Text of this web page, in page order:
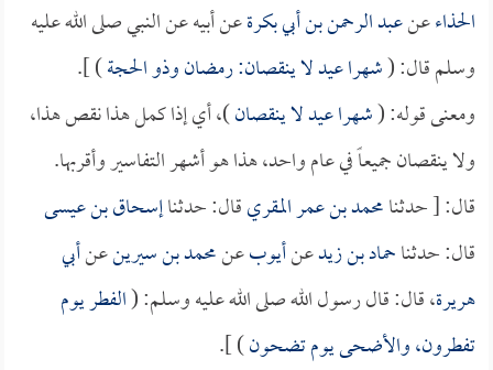
الحذاءعنعبد الرحمن بن أبي بكرةعن أبيه عن النبي صلى الله عليه
وسلم قال: (شهرا عيد لا ينقصان: رمضان وذو الحجة) ].
ومعنى قوله: (شهرا عيد لا ينقصان)، أي إذا كمل هذا نقص هذا،
ولا ينقصان جميعاً في عام واحد، هذا هو أشهر التفاسير وأقربها.
قال: [ حدثنامحمد بن عمر المقريقال: حدثناإسحاق بن عيسى
قال: حدثناحماد بن زيدعنأيوبعنمحمد بن سيرينعنأبي
هريرة، قال: قال رسول الله صلى الله عليه وسلم: (الفطر يوم
تفطرون، والأضحى يوم تضحون) ].